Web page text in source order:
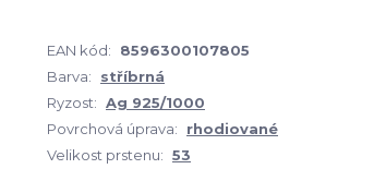
EAN kód:
8596300107805
Barva:
stříbrná
Ryzost: Ag 925/1000
Povrchová úprava:
rhodiované
Velikost prstenu: 53